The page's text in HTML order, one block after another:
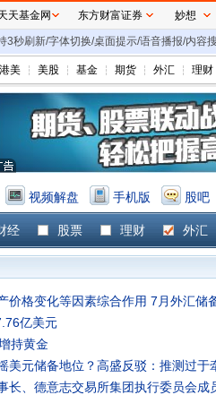
3秒刷新/字体切换/桌面提示/语音播报/内容
港美 美股 基金 期货 外汇 理财
视频解盘 手机版 股吧
经 股票 理财 外汇
价格变化等因素综合作用 7月外汇储
亿美元
持黄金
美元储备地位？高盛反驳：推测过于
长、德意志交易所集团执行委员会成
天基金网 东方财富证券 妙想